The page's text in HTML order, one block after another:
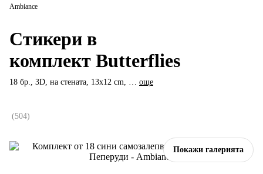
Покажи галерията
Ambiance
Стикери в
комплект Butterflies
18 бр., 3D, на стената, 13x12 cm, … още
(504)